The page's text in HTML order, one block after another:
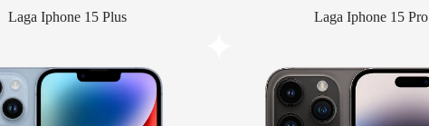
Laga Iphone 15 Plus Laga Iphone 15 Pro